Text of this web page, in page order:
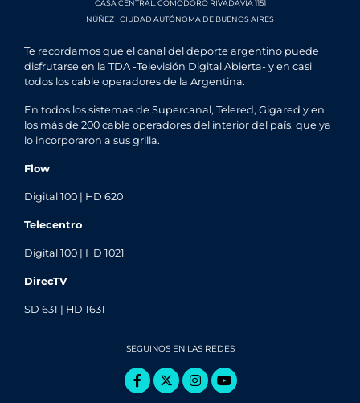
CASA CENTRAL: COMODORO RIVADAVIA 1151
NÚÑEZ | CIUDAD AUTÓNOMA DE BUENOS AIRES
Te recordamos que el canal del deporte argentino puede
disfrutarse en la TDA -Televisión Digital Abierta- y en casi
todos los cable operadores de la Argentina.
En todos los sistemas de Supercanal, Telered, Gigared y en
los más de 200 cable operadores del interior del país, que ya
lo incorporaron a sus grilla.
Flow
Digital 100 | HD 620
Telecentro
Digital 100 | HD 1021
DirecTV
SD 631 | HD 1631
SEGUINOS EN LAS REDES